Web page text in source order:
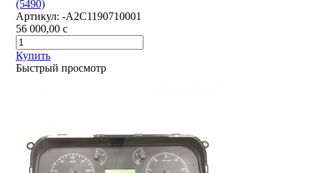
(5490)
Артикул: -А2С1190710001
56 000,00 c
Купить
Быстрый просмотр